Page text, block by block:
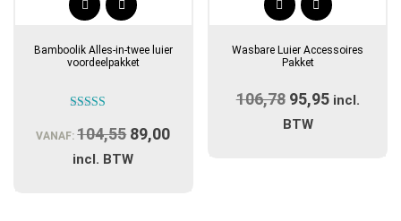
Bamboolik Alles-in-twee luier
voordeelpakket
5.00
uit 5
VANAF:104,55 Oorspronkelijke
prijs
89,00
incl. BTW
Wasbare Luier Accessoires
Pakket
106,78
prijs
95,95Huidige
incl.
BTW